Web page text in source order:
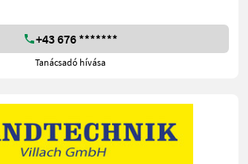
+43 676 *******
Tanácsadó hívása